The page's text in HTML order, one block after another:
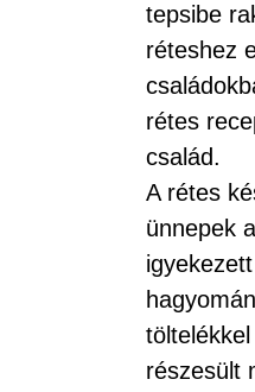
tepsibe
réteshez
rétes
család.
A rétes
ünnepek
részesült